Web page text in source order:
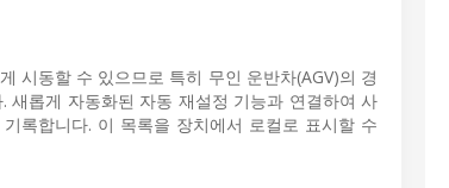
시동할 수 있으므로 특히 무인 운반차(AGV)의 경
새롭게 자동화된 자동 재설정 기능과 연결하여 사
록합니다. 이 목록을 장치에서 로컬로 표시할 수